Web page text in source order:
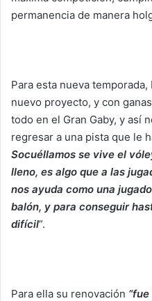
permanencia de manera
Para esta nueva
nuevo proyecto, y con
todo en el Gran Gaby, y así
regresar a una pista que le
Socuéllamos se vive el
lleno, es algo que a las
nos ayuda como una
balón, y para conseguir
difícil”.
Para ella su renovación